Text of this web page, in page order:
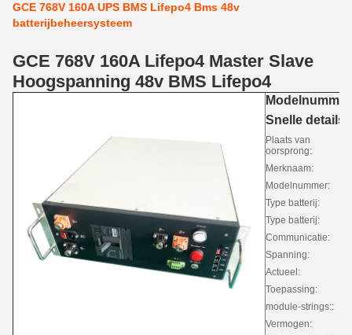
GCE 768V 160A UPS BMS Lifepo4 Bms 48v
batterijbeheersysteem
GCE 768V 160A Lifepo4 Master Slave
Hoogspanning 48v BMS Lifepo4
Snelle details
Plaats van
oorsprong:
Merknaam:
Modelnummer:
Type batterij:
Type batterij:
Communicatie:
Spanning:
Actueel:
Toepassing:
module-strings::
Vermogen: